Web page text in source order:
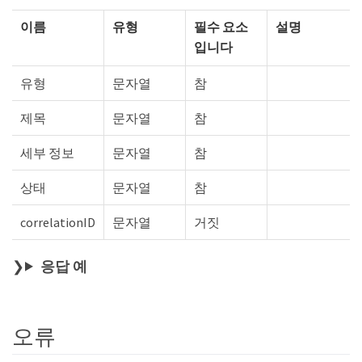
이름 유형
필수 요소
입니다
설명
유형 문자열 참
제목 문자열 참
세부 정보 문자열 참
상태 문자열 참
correlationID 문자열 거짓
응답 예
오류